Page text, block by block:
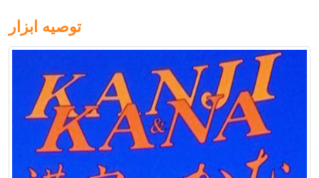
توصیه ابزار